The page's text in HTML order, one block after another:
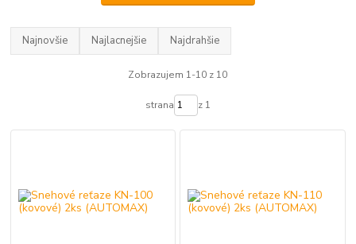
Najnovšie Najlacnejšie Najdrahšie
Zobrazujem 1-10 z 10
strana z 1